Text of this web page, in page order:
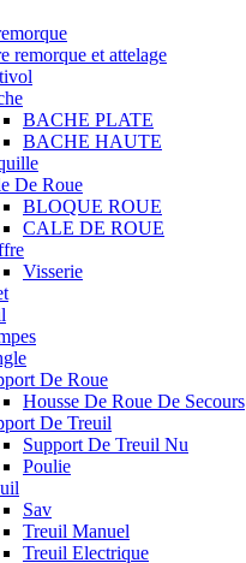
remorque et attelage
BACHE PLATE
BACHE HAUTE
De Roue
BLOQUE ROUE
CALE DE ROUE
Visserie
De Roue
Housse De Roue De Secours
De Treuil
Support De Treuil Nu
Poulie
Sav
Treuil Manuel
Treuil Electrique